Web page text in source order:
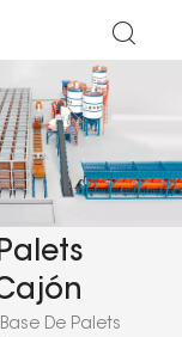
De Palets